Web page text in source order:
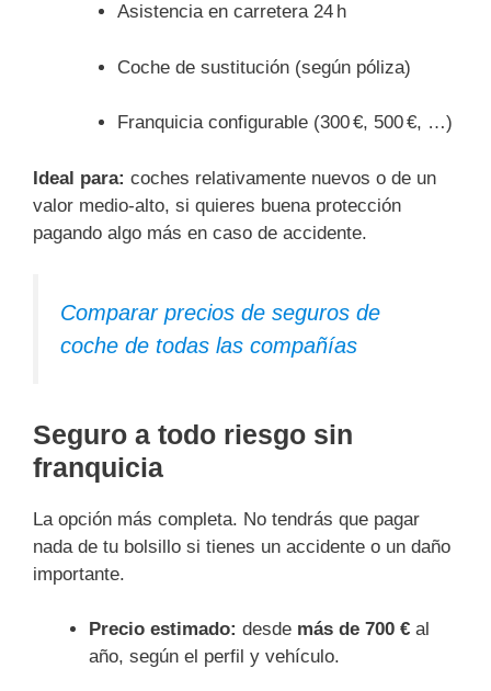
Asistencia en carretera 24 h
Coche de sustitución (según póliza)
Franquicia configurable (300 €, 500 €, …)
Ideal para: coches relativamente nuevos o de un
valor medio-alto, si quieres buena protección
pagando algo más en caso de accidente.
Comparar precios de seguros de
coche de todas las compañías
Seguro a todo riesgo sin
franquicia
La opción más completa. No tendrás que pagar
nada de tu bolsillo si tienes un accidente o un daño
importante.
Precio estimado: desde más de 700 € al
año, según el perfil y vehículo.